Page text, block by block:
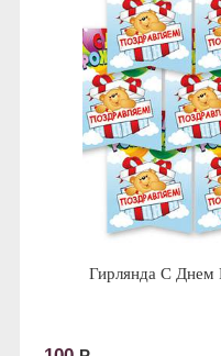
Гирлянда С Днем